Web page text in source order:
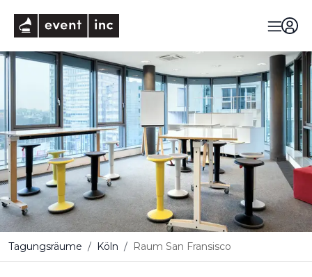
Tagungsräume Köln Raum San Fransisco